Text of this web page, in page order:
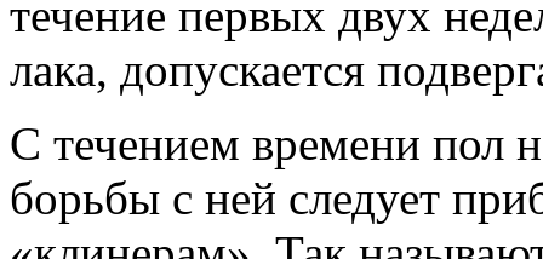
течение первых двух
лака, допускается
С течением времени пол
борьбы с ней следует